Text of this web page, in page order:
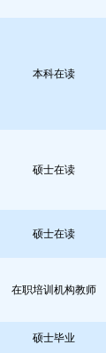
本科在读
硕士在读
硕士在读
在职培训机构教师
硕士毕业